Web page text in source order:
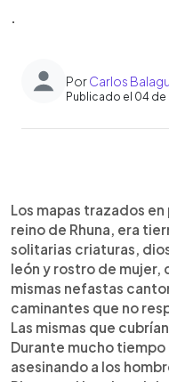
.
PorCarlos
Publicado el 04
Escuchar
Los mapas trazados
reino de Rhuna, era
solitarias criaturas,
león y rostro de mujer,
mismas nefastas
caminantes que no
Las mismas que
Durante mucho
asesinando a los